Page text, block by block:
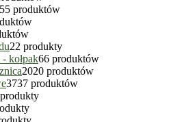
55 produktów
22 produkty
kołpak66 produktów
2020 produktów
3737 produktów